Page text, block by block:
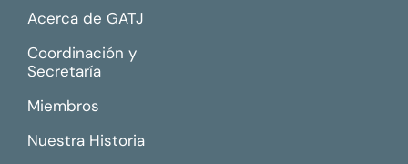
Acerca de GATJ
Coordinación y
Secretaría
Miembros
Nuestra Historia